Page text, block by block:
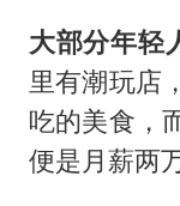
大部分年轻
里有潮玩店
吃的美食，
便是月薪两